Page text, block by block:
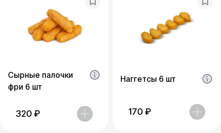
Сырные палочки
фри 6 шт
320 ₽
Наггетсы 6 шт
170 ₽